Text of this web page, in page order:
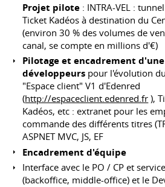
Projet pilote : INTRA-VEL :
Ticket Kadéos à destination du
(environ 30 % des volumes de
canal, se compte en millions d'€)
Pilotage et encadrement
développeurs pour l'évolution
"Espace client" V1 d'Edenred
(http://espaceclient.edenred.fr ),
Kadéos, etc : extranet pour les
commande des différents titres
ASPNET MVC, JS, EF
Encadrement d'équipe
Interface avec le PO / CP et
(backoffice, middle-office) et le